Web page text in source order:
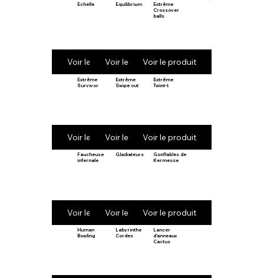
Echelle
Voir le produit
Equilibrium
Voir le produit
Extrême
Crossover
balls
Voir le produit
Extrême
Survivor
Voir le produit
Extrême
Swipe out
Voir le produit
Extrême
Twint-t
Voir le produit
Faucheuse
infernale
Voir le produit
Gladiateurs
Voir le produit
Gonflables de
Kermesse
Voir le produit
Human
Bowling
Labyrinthe
Cordes
Lancer
d’anneaux
Cactus